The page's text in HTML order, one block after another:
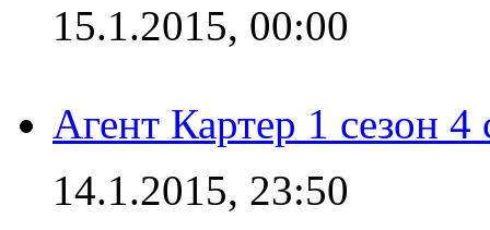
15.1.2015, 00:00
Агент Картер 1 сезон 4
14.1.2015, 23:50